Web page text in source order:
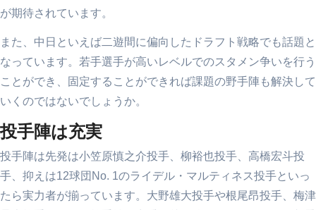
が期待されています。
また、中日といえば二遊間に偏向したドラフト戦略でも話題と
なっています。若手選手が高いレベルでのスタメン争いを行う
ことができ、固定することができれば課題の野手陣も解決して
いくのではないでしょうか。
投手陣は充実
投手陣は先発は小笠原慎之介投手、柳裕也投手、高橋宏斗投
手、抑えは12球団No. 1のライデル・マルティネス投手といっ
たら実力者が揃っています。大野雄大投手や根尾昂投手、梅津